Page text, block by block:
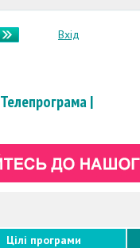
Вхід
Телепрограма|
Цілі програми